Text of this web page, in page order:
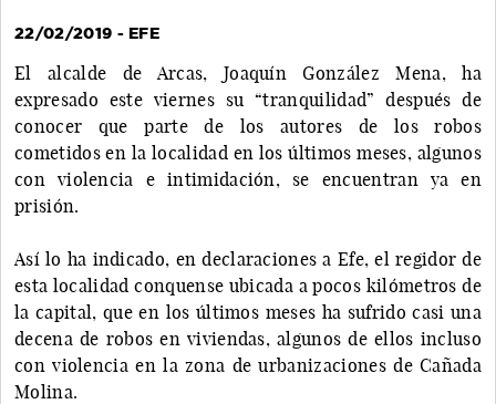
22/02/2019 - EFE
El alcalde de Arcas, Joaquín González Mena, ha
expresado este viernes su “tranquilidad” después de
conocer que parte de los autores de los robos
cometidos en la localidad en los últimos meses, algunos
con violencia e intimidación, se encuentran ya en
prisión.
Así lo ha indicado, en declaraciones a Efe, el regidor de
esta localidad conquense ubicada a pocos kilómetros de
la capital, que en los últimos meses ha sufrido casi una
decena de robos en viviendas, algunos de ellos incluso
con violencia en la zona de urbanizaciones de Cañada
Molina.